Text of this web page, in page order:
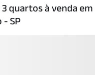
3 quartos à venda em
- SP